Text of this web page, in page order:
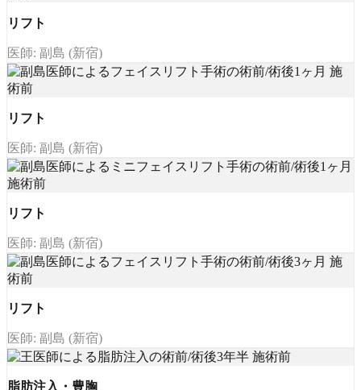
リフト
医師: 副島 (新宿)
リフト
医師: 副島 (新宿)
リフト
医師: 副島 (新宿)
リフト
医師: 副島 (新宿)
脂肪注入・豊胸